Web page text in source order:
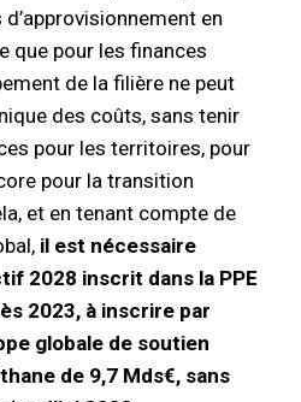
en
que pour les finances
de la filière ne peut
des coûts, sans tenir
pour les territoires, pour
pour la transition
et en tenant compte de
il est nécessaire
2028 inscrit dans la PPE
2023, à inscrire par
globale de soutien
de 9,7 Mds€, sans